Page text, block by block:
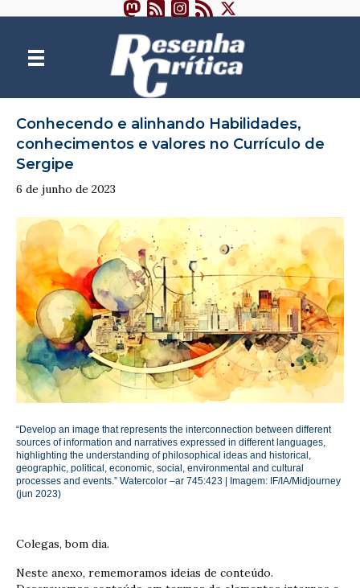
Conhecendo e alinhando Habilidades,
conhecimentos e valores no Currículo de
Sergipe
6 de junho de 2023
“Develop an image that represents the interconnection between different
sources of information and narratives expressed in different languages,
highlighting the understanding of philosophical ideas and historical,
geographic, political, economic, social, environmental and cultural
processes and events.” Watercolor –ar 745:423 | Imagem: IF/IA/Midjourney
(jun 2023)
Colegas, bom dia.
Neste anexo, rememoramos ideias de conteúdo.